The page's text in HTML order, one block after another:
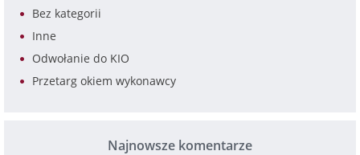
Bez kategorii
Inne
Odwołanie do KIO
Przetarg okiem wykonawcy
Najnowsze komentarze